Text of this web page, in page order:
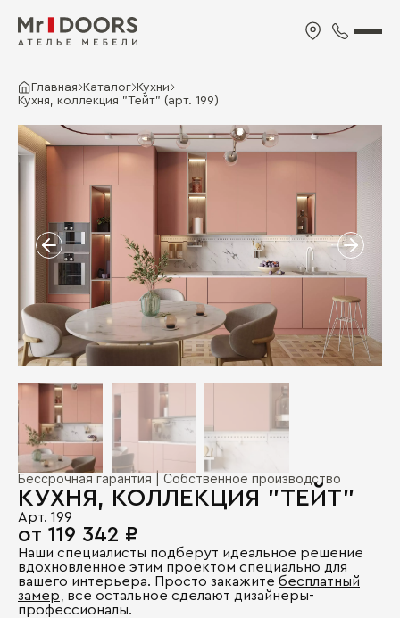
Главная Каталог Кухни
Кухня, коллекция "Тейт" (арт. 199)
Бессрочная гарантия | Собственное производство
КУХНЯ, КОЛЛЕКЦИЯ "ТЕЙТ"
Арт. 199
от 119 342 ₽
Наши специалисты подберут идеальное решение
вдохновленное этим проектом специально для
вашего интерьера. Просто закажите бесплатный
замер , все остальное сделают дизайнеры-
профессионалы.